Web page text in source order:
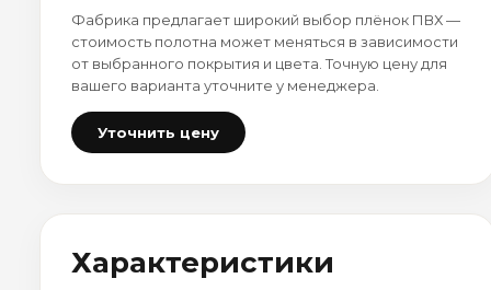
Фабрика предлагает широкий выбор плёнок ПВХ —
стоимость полотна может меняться в зависимости
от выбранного покрытия и цвета. Точную цену для
вашего варианта уточните у менеджера.
Уточнить цену
Характеристики